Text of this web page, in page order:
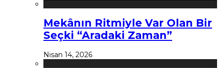
Mekânın Ritmiyle Var Olan Bir
Seçki “Aradaki Zaman”
Nisan 14, 2026